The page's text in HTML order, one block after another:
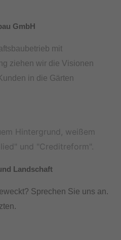
GmbH
mit
ziehen wir die Visionen
in die Gärten
Landschaft
Sprechen Sie uns an.